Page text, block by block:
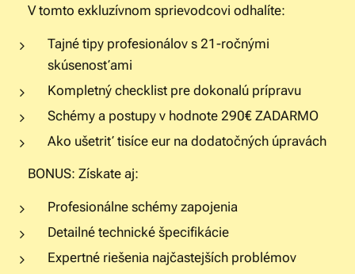
✅ V tomto exkluzívnom sprievodcovi odhalíte:
Tajné tipy profesionálov s 21-ročnými
skúsenosťami
Kompletný checklist pre dokonalú prípravu
Schémy a postupy v hodnote 290€ ZADARMO
Ako ušetriť tisíce eur na dodatočných úpravách
⚡ BONUS: Získate aj:
Profesionálne schémy zapojenia
Detailné technické špecifikácie
Expertné riešenia najčastejších problémov